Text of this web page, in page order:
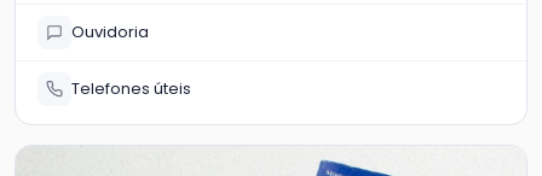
Ouvidoria
Telefones úteis